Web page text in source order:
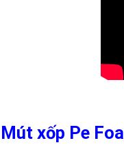
Mút xốp Pe